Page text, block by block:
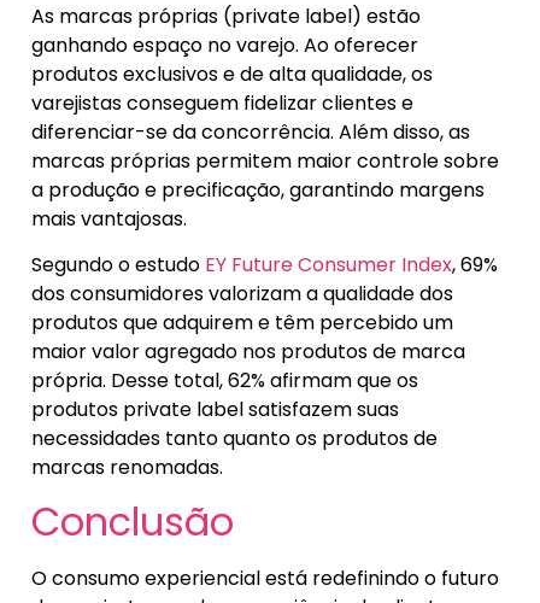
As marcas próprias (private label) estão
ganhando espaço no varejo. Ao oferecer
produtos exclusivos e de alta qualidade, os
varejistas conseguem fidelizar clientes e
diferenciar-se da concorrência. Além disso, as
marcas próprias permitem maior controle sobre
a produção e precificação, garantindo margens
mais vantajosas.
Segundo o estudo EY Future Consumer Index, 69%
dos consumidores valorizam a qualidade dos
produtos que adquirem e têm percebido um
maior valor agregado nos produtos de marca
própria. Desse total, 62% afirmam que os
produtos private label satisfazem suas
necessidades tanto quanto os produtos de
marcas renomadas.
Conclusão
O consumo experiencial está redefinindo o futuro